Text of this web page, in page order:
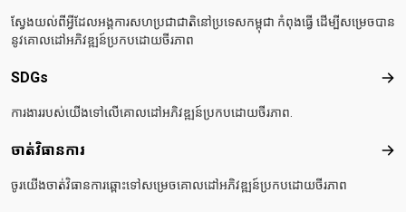
ស្វែងយល់ពីអ្វីដែលអង្គការសហប្រជាជាតិនៅប្រទេសកម្ពុជា កំពុងធ្វើ ដើម្បីសម្រេចបាន
នូវគោលដៅអភិវឌ្ឍន៍ប្រកបដោយចីរភាព
SDGs
ការងាររបស់យើងទៅលើគោលដៅអភិវឌ្ឍន៍ប្រកបដោយចីរភាព.
ចាត់វិធានការ ចាត់
ចូរយើងចាត់វិធានការឆ្ពោះទៅសម្រេចគោលដៅអភិវឌ្ឍន៍ប្រកបដោយចីរភាព